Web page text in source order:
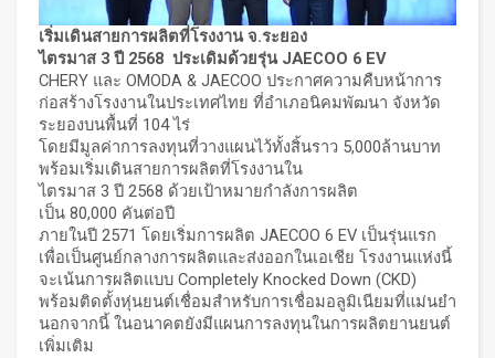
เริ่มเดินสายการผลิตที่โรงงาน จ.ระยอง
ไตรมาส 3 ปี 2568 ประเดิมด้วยรุ่น JAECOO 6 EV
CHERY และ OMODA & JAECOO ประกาศความคืบหน้าการ
ก่อสร้างโรงงานในประเทศไทย ที่อำเภอนิคมพัฒนา จังหวัด
ระยองบนพื้นที่ 104 ไร่
โดยมีมูลค่าการลงทุนที่วางแผนไว้ทั้งสิ้นราว 5,000ล้านบาท
พร้อมเริ่มเดินสายการผลิตที่โรงงานใน
ไตรมาส 3 ปี 2568 ด้วยเป้าหมายกำลังการผลิต
เป็น 80,000 คันต่อปี
ภายในปี 2571 โดยเริ่มการผลิต JAECOO 6 EV เป็นรุ่นแรก
เพื่อเป็นศูนย์กลางการผลิตและส่งออกในเอเชีย โรงงานแห่งนี้
จะเน้นการผลิตแบบ Completely Knocked Down (CKD)
พร้อมติดตั้งหุ่นยนต์เชื่อมสำหรับการเชื่อมอลูมิเนียมที่แม่นยำ
นอกจากนี้ ในอนาคตยังมีแผนการลงทุนในการผลิตยานยนต์
เพิ่มเติม